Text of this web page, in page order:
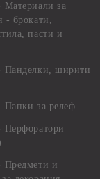
Материали за
- брокати,
пасти и
Панделки, ширити
Папки за релеф
Перфоратори
Предмети и